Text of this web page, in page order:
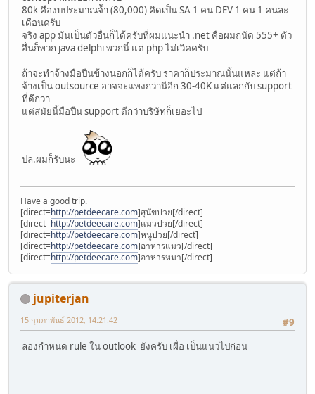
80k คืองบประมาณจ้ัา (80,000) คิดเป็น SA 1 คน DEV 1 คน 1 คนละ
เดือนครับ
จริง app มันเป็นตัวอื่นก็ได้ครับที่ผมแนะนำ .net คือผมถนัด 555+ ตัว
อื่นก็พวก java delphi พวกนี้ แต่ php ไม่เวิคครับ
ถ้าจะทำจ้างมือปืนข้างนอกก็ได้ครับ ราคาก็ประมาณนั้นแหละ แต่ถ้า
จ้างเป็น outsource อาจจะแพงกว่านีอีก 30-40K แต่แลกกับ support
ที่ดีกว่า
แต่สมัยนี้มือปืน support ดีกว่าบริษัทก็เยอะไป
ปล.ผมก็รับนะ
Have a good trip.
[direct=http://petdeecare.com]สุนัขป่วย[/direct]
[direct=http://petdeecare.com]แมวป่วย[/direct]
[direct=http://petdeecare.com]หนูป่วย[/direct]
[direct=http://petdeecare.com]อาหารแมว[/direct]
[direct=http://petdeecare.com]อาหารหมา[/direct]
jupiterjan
#9
15 กุมภาพันธ์ 2012, 14:21:42
ลองกำหนด rule ใน outlook ยังครับ เผื่อ เป็นแนวไปก่อน